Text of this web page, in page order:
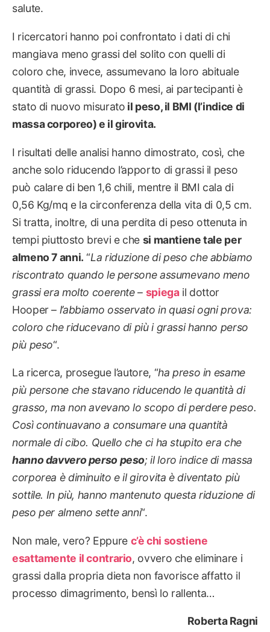
salute.
I ricercatori hanno poi confrontato i dati di chi
mangiava meno grassi del solito con quelli di
coloro che, invece, assumevano la loro abituale
quantità di grassi. Dopo 6 mesi, ai partecipanti è
stato di nuovo misurato il peso, il BMI (l’indice di
massa corporeo) e il girovita.
I risultati delle analisi hanno dimostrato, così, che
anche solo riducendo l’apporto di grassi il peso
può calare di ben 1,6 chili, mentre il BMI cala di
0,56 Kg/mq e la circonferenza della vita di 0,5 cm.
Si tratta, inoltre, di una perdita di peso ottenuta in
tempi piuttosto brevi e che si mantiene tale per
almeno 7 anni. “La riduzione di peso che abbiamo
riscontrato quando le persone assumevano meno
grassi era molto coerente– spiegail dottor
Hooper – l’abbiamo osservato in quasi ogni prova:
coloro che riducevano di più i grassi hanno perso
più peso“.
La ricerca, prosegue l’autore, “ha preso in esame
più persone che stavano riducendo le quantità di
grasso, ma non avevano lo scopo di perdere peso.
Così continuavano a consumare una quantità
normale di cibo. Quello che ci ha stupito era che
hanno davvero perso peso; il loro indice di massa
corporea è diminuito e il girovita è diventato più
sottile. In più, hanno mantenuto questa riduzione di
peso per almeno sette anni“.
Non male, vero? Eppure c’è chi sostiene
esattamente il contrario, ovvero che eliminare i
grassi dalla propria dieta non favorisce affatto il
processo dimagrimento, bensì lo rallenta…
Roberta Ragni